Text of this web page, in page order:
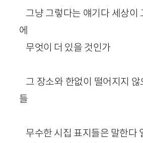
그냥 그렇다는 얘기다 세상이
에
무엇이 더 있을 것인가
그 장소와 한없이 떨어지지
들
무수한 시집 표지들은 말한다